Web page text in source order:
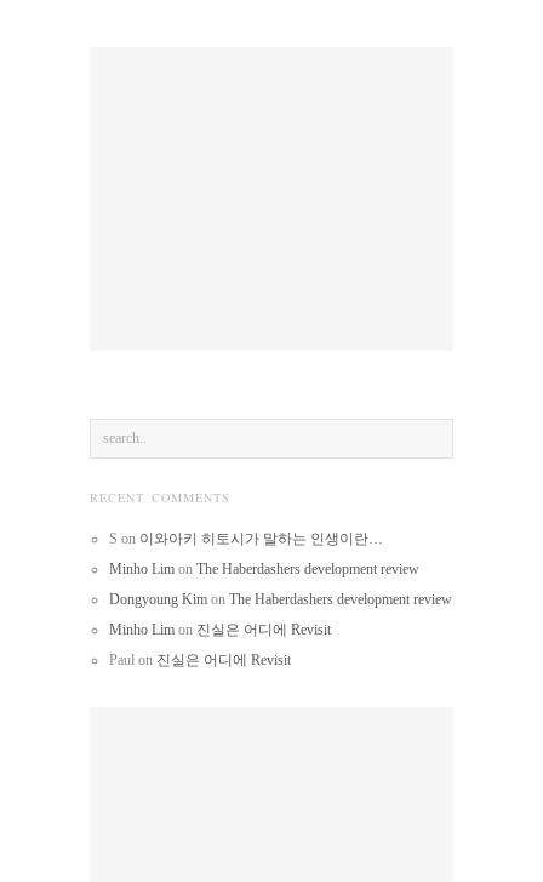
RECENT COMMENTS
S on 이와아키 히토시가 말하는 인생이란…
Minho Lim on The Haberdashers development review
Dongyoung Kim on The Haberdashers development review
Minho Lim on 진실은 어디에 Revisit
Paul on 진실은 어디에 Revisit